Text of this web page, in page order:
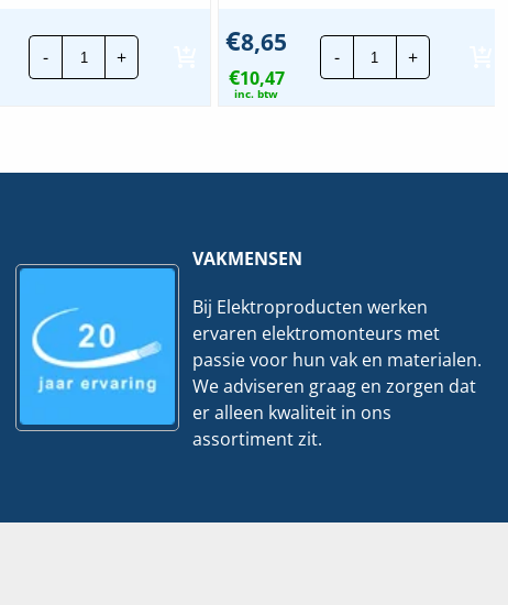
-
Bedradingskoker
|
HxB
+ €8,65
€10,47
inc. btw
- |
HxB
+
VAKMENSEN
Bij Elektroproducten werken
ervaren elektromonteurs met
passie voor hun vak en materialen.
We adviseren graag en zorgen dat
er alleen kwaliteit in ons
assortiment zit.